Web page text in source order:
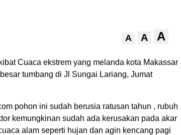
A A A
Cuaca ekstrem yang melanda kota Makassar
tumbang di Jl Sungai Lariang, Jumat
pohon ini sudah berusia ratusan tahun , rubuh
kemungkinan sudah ada kerusakan pada akar
alam seperti hujan dan agin kencang pagi